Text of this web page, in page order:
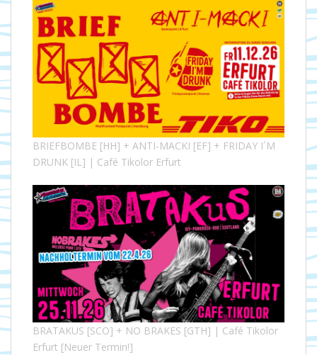
BRIEFBOMBE [HH] + ANTI-MACKI [EF] + FRIDAY I´M
DRUNK [IL] | Café Tikolor Erfurt
BRATAKUS [SCO] + NO BRAKES [GTH] | Café Tikolor
Erfurt [Neuer Termin!]